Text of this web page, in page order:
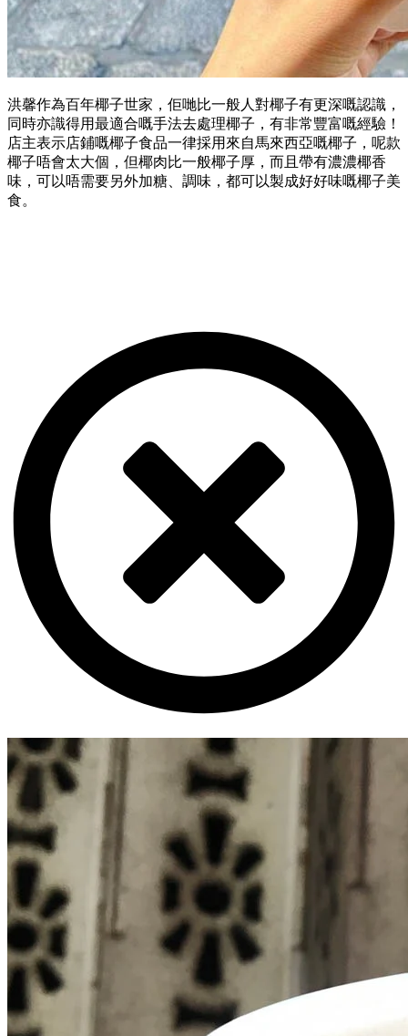
洪馨作為百年椰子世家，佢哋比一般人對椰子有更深嘅認識，
同時亦識得用最適合嘅手法去處理椰子，有非常豐富嘅經驗！
店主表示店鋪嘅椰子食品一律採用來自馬來西亞嘅椰子，呢款
椰子唔會太大個，但椰肉比一般椰子厚，而且帶有濃濃椰香
味，可以唔需要另外加糖、調味，都可以製成好好味嘅椰子美
食。